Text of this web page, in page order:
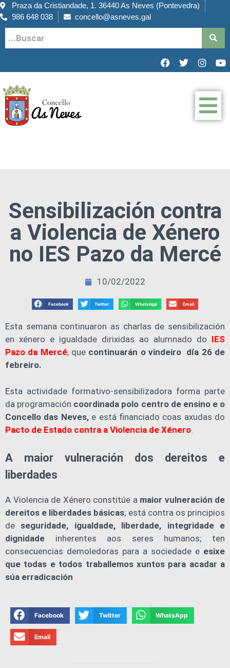
Praza da Cristiandade, 1. 36440 As Neves (Pontevedra)
986 648 038
concello@asneves.gal
Sensibilización contra
a Violencia de Xénero
no IES Pazo da Mercé
10/02/2022
Facebook Twitter WhatsApp Email
Esta semana continuaron as charlas de sensibilización
en xénero e igualdade dirixidas ao alumnado do IES
Pazo da Mercé, quecontinuarán o vindeiro día 26 de
febreiro.
Esta actividade formativo-sensibilizadora forma parte
da programación coordinada polo centro de ensino e o
Concello das Neves,e está financiado coas axudas do
Pacto de Estado contra a Violencia de Xénero.
A maior vulneración dos dereitos e
liberdades
A Violencia de Xénero constitúe a maior vulneración de
dereitos e liberdades básicas; está contra os principios
de seguridade, igualdade, liberdade, integridade e
dignidade inherentes aos seres humanos; ten
consecuencias demoledoras para a sociedade e esixe
que todas e todos traballemos xuntos para acadar a
súa erradicación
Facebook Twitter WhatsApp
Email